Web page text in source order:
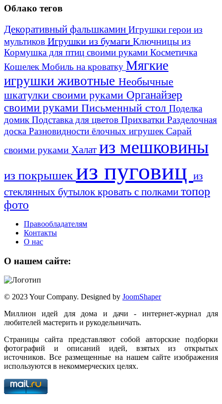
Облако тегов
Декоративный фальшкамин Игрушки герои из
мультиков Игрушки из бумаги Ключницы из
Кормушка для птиц своими руками Косметичка
Кошелек Мобиль на кроватку Мягкие
игрушки животные Необычные
шкатулки своими руками Органайзер
своими руками Письменный стол Поделка
домик Подставка для цветов Прихватки Разделочная
доска Разновидности ёлочных игрушек Сарай
своими руками Халат из мешковины
из покрышек из пуговиц из
стеклянных бутылоккровать с полками топор
фото
Правообладателям
Контакты
О нас
О нашем сайте:
© 2023 Your Company. Designed by JoomShaper
Миллион идей для дома и дачи - интернет-журнал для
любителей мастерить и рукодельничать.
Страницы сайта представляют собой авторские подборки
фотографий и описаний идей, взятых из открытых
источников. Все размещенные на нашем сайте изображения
используются в некоммерческих целях.